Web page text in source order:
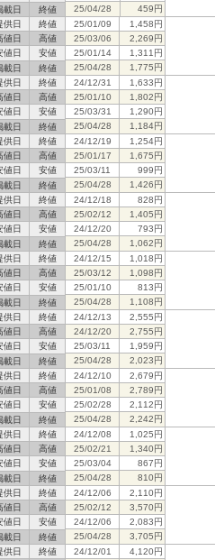
載日
終値 25/04/28 459円
供日 終値 25/01/09
1,458円
値日
高値 25/03/06
2,269円
値日
安値 25/01/14
1,311円
載日
終値 25/04/28 1,775円
供日 終値 24/12/31
1,633円
値日
高値 25/01/10
1,802円
値日
安値 25/03/31
1,290円
載日
終値 25/04/28 1,184円
供日 終値 24/12/19
1,254円
値日
高値 25/01/17
1,675円
値日
安値 25/03/11
999円
載日
終値 25/04/28 1,426円
供日 終値 24/12/18
828円
値日
高値 25/02/12
1,405円
値日
安値 24/12/20
793円
載日
終値 25/04/28 1,062円
供日 終値 24/12/15
1,018円
値日
高値 25/03/12
1,098円
値日
安値 25/01/10
813円
載日
終値 25/04/28 1,108円
供日 終値 24/12/13
2,555円
値日
高値 24/12/20
2,755円
値日
安値 25/03/11
1,959円
載日
終値 25/04/28 2,023円
供日 終値 24/12/10
2,679円
値日
高値 25/01/08
2,789円
値日
安値 25/02/28
2,112円
載日
終値 25/04/28 2,242円
供日 終値 24/12/08
1,025円
値日
高値 25/02/21
1,340円
値日
安値 25/03/04
867円
載日
終値 25/04/28 810円
供日 終値 24/12/06
2,110円
値日
高値 25/02/12
3,570円
値日
安値 24/12/06
2,083円
載日
終値 25/04/28 3,705円
供日 終値 24/12/01
4,120円